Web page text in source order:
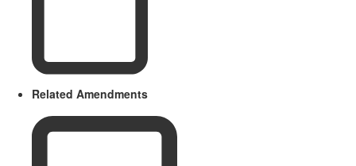
Related Amendments